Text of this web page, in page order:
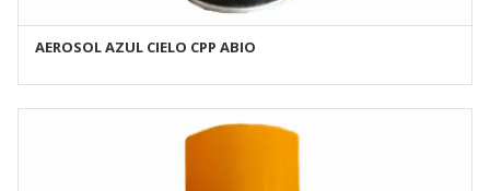
AÑADIR AL CARRITO
AEROSOL AZUL CIELO CPP ABIO